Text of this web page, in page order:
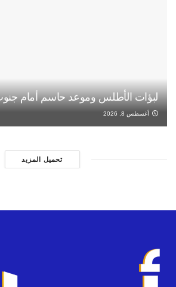
لبؤات الأطلس وموعد حاسم أمام
أغسطس 8, 2026
تحميل المزيد